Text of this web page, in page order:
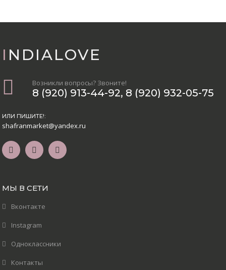
INDIALOVE
Возникли вопросы? Звоните!
8 (920) 913-44-92, 8 (920) 932-05-75
ИЛИ ПИШИТЕ!:
shafranmarket@yandex.ru
МЫ В СЕТИ
Вконтакте
Instagram
Одноклассники
Контакты